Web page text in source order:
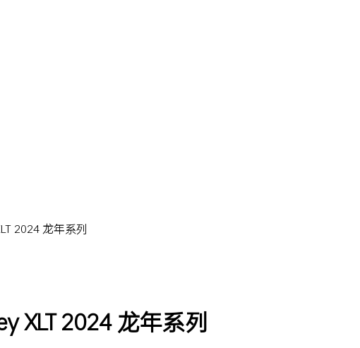
2024 龙年系列
XLT 2024 龙年系列